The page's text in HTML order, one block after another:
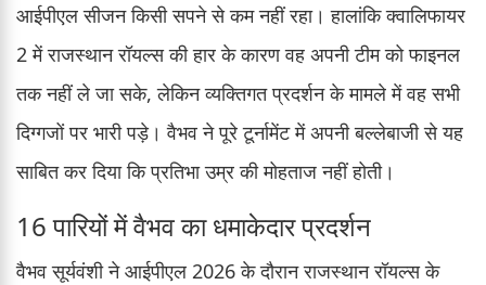
आईपीएल सीजन किसी सपने से कम नहीं रहा। हालांकि क्वालिफायर
2 में राजस्थान रॉयल्स की हार के कारण वह अपनी टीम को फाइनल
तक नहीं ले जा सके, लेकिन व्यक्तिगत प्रदर्शन के मामले में वह सभी
दिग्गजों पर भारी पड़े। वैभव ने पूरे टूर्नामेंट में अपनी बल्लेबाजी से यह
साबित कर दिया कि प्रतिभा उम्र की मोहताज नहीं होती।
16 पारियों में वैभव का धमाकेदार प्रदर्शन
वैभव सूर्यवंशी ने आईपीएल 2026 के दौरान राजस्थान रॉयल्स के